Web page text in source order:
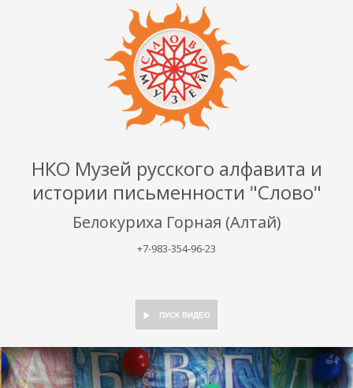
НКО Музей русского алфавита и
истории письменности "Слово"
Белокуриха Горная (Алтай)
+7-983-354-96-23